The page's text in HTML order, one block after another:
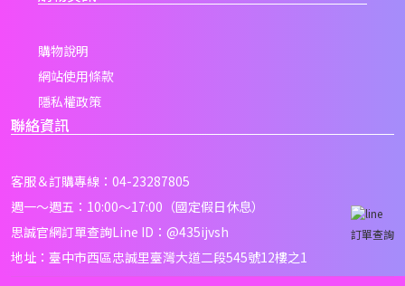
購物說明
網站使用條款
隱私權政策
聯絡資訊
客服＆訂購專線：04-23287805
週一～週五：10:00～17:00（國定假日休息）
思誠官網訂單查詢Line ID： @435ijvsh
地址：臺中市西區忠誠里臺灣大道二段545號12樓之1
訂單查詢